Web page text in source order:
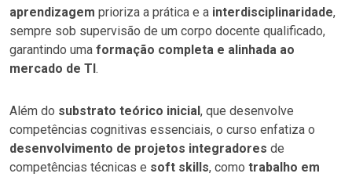
aprendizagem prioriza a prática e a interdisciplinaridade,
sempre sob supervisão de um corpo docente qualificado,
garantindo uma formação completa e alinhada ao
mercado de TI.
Além do substrato teórico inicial, que desenvolve
competências cognitivas essenciais, o curso enfatiza o
desenvolvimento de projetos integradores de
competências técnicas e soft skills, como trabalho em